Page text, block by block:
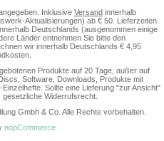
Inklusive Versand innerhalb
Aktualisierungen) ab € 50. Lieferzeiten
Deutschlands (ausgenommen einige
Länder entnehmen Sie bitte den
wir innerhalb Deutschlands € 4,95
Produkte auf 20 Tage, außer auf
Software, Downloads, Produkte mit
Sollte eine Lieferung "zur Ansicht"
Widerrufsrecht.
Gmbh & Co. Alle Rechte vorbehalten.
nopCommerce